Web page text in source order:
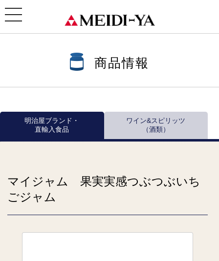
toggle
navigation
ャム 果実実感つぶつぶいちごジャム
商品情報
明治屋ブランド・
直輸入食品
ワイン&スピリッツ
（酒類）
マイジャム 果実実感つぶつぶいち
ごジャム